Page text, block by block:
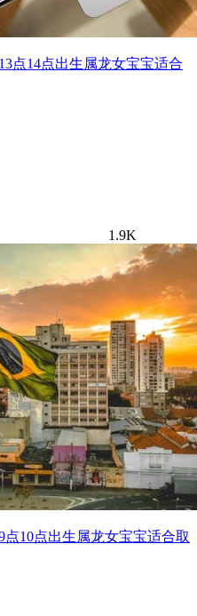
点14点出生属龙女宝宝适合
1.9K
点10点出生属龙女宝宝适合取